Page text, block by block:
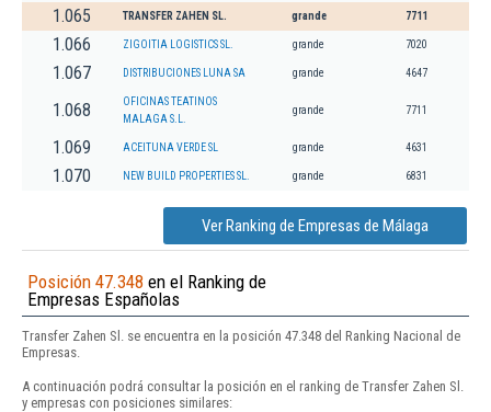
1.065 TRANSFER ZAHEN SL. grande 7711
1.066 ZIGOITIA LOGISTICS SL. grande 7020
1.067 DISTRIBUCIONES LUNA SA grande 4647
1.068
OFICINAS TEATINOS
MALAGA S.L.
grande 7711
1.069 ACEITUNA VERDE SL grande 4631
1.070 NEW BUILD PROPERTIES SL. grande 6831
Ver Ranking de Empresas de Málaga
Posición 47.348 en el Ranking de
Empresas Españolas
Transfer Zahen Sl. se encuentra en la posición 47.348 del Ranking Nacional de
Empresas.
A continuación podrá consultar la posición en el ranking de Transfer Zahen Sl.
y empresas con posiciones similares: